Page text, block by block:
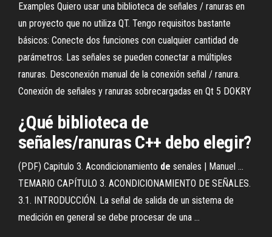
Examples Quiero usar una biblioteca de señales / ranuras en
un proyecto que no utiliza QT. Tengo requisitos bastante
básicos: Conecte dos funciones con cualquier cantidad de
parámetros. Las señales se pueden conectar a múltiples
ranuras. Desconexión manual de la conexión señal / ranura.
Conexión de señales y ranuras sobrecargadas en Qt 5 DOKRY
¿Qué biblioteca de
señales/ranuras C++ debo elegir?
(PDF) Capitulo 3. Acondicionamiento de senales | Manuel ...
TEMARIO CAPÍTULO 3. ACONDICIONAMIENTO DE SEÑALES.
3.1. INTRODUCCIÓN. La señal de salida de un sistema de
medición en general se debe procesar de una ...